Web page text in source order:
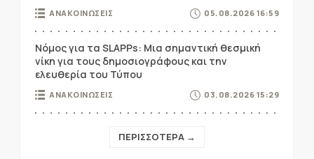
ΑΝΑΚΟΙΝΩΣΕΙΣ 05.08.2026 16:59
Νόμος για τα SLAPPs: Μια σημαντική θεσμική
νίκη για τους δημοσιογράφους και την
ελευθερία του Τύπου
ΑΝΑΚΟΙΝΩΣΕΙΣ 03.08.2026 15:29
ΠΕΡΙΣΣΟΤΕΡΑ →